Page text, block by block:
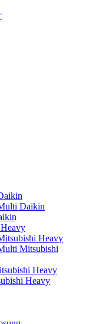
Daikin
Heavy
Mitsubishi
Heavy
Heavy